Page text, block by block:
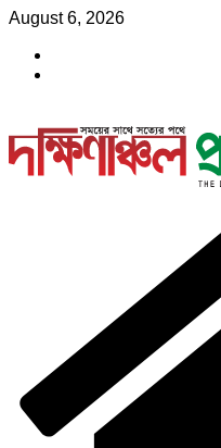
Skip
content
August 6, 2026